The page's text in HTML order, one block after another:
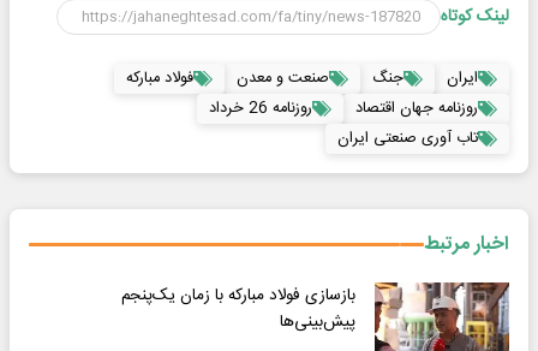
لینک کوتاه
ایران جنگ صنعت و معدن
فولاد مبارکه
روزنامه جهان اقتصاد
روزنامه 26 خرداد
تاب آوری صنعتی ایران
اخبار مرتبط
بازسازی فولاد مبارکه با زمان یک‌پنجم
پیش‌بینی‌ها